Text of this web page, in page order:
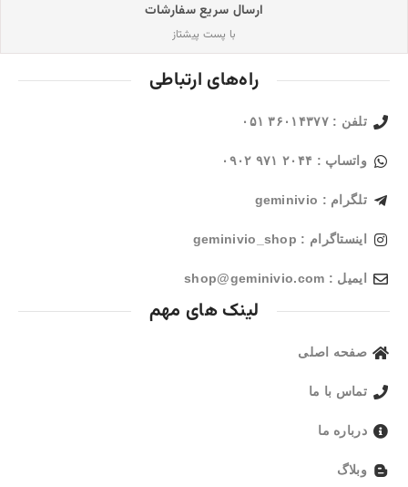
ارسال سریع سفارشات
با پست پیشتاز
راه‌های ارتباطی
تلفن : ۳۶۰۱۴۳۷۷ ۰۵۱
واتساپ : ۲۰۴۴ ۹۷۱ ۰۹۰۲
تلگرام : geminivio
اینستاگرام : geminivio_shop
ایمیل : shop@geminivio.com​
لینک های مهم
صفحه اصلی
تماس با ما
درباره ما
وبلاگ